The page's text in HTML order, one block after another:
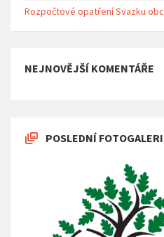
Rozpočtové opatření Svazku
NEJNOVĚJŠÍ KOMENTÁŘE
POSLEDNÍ